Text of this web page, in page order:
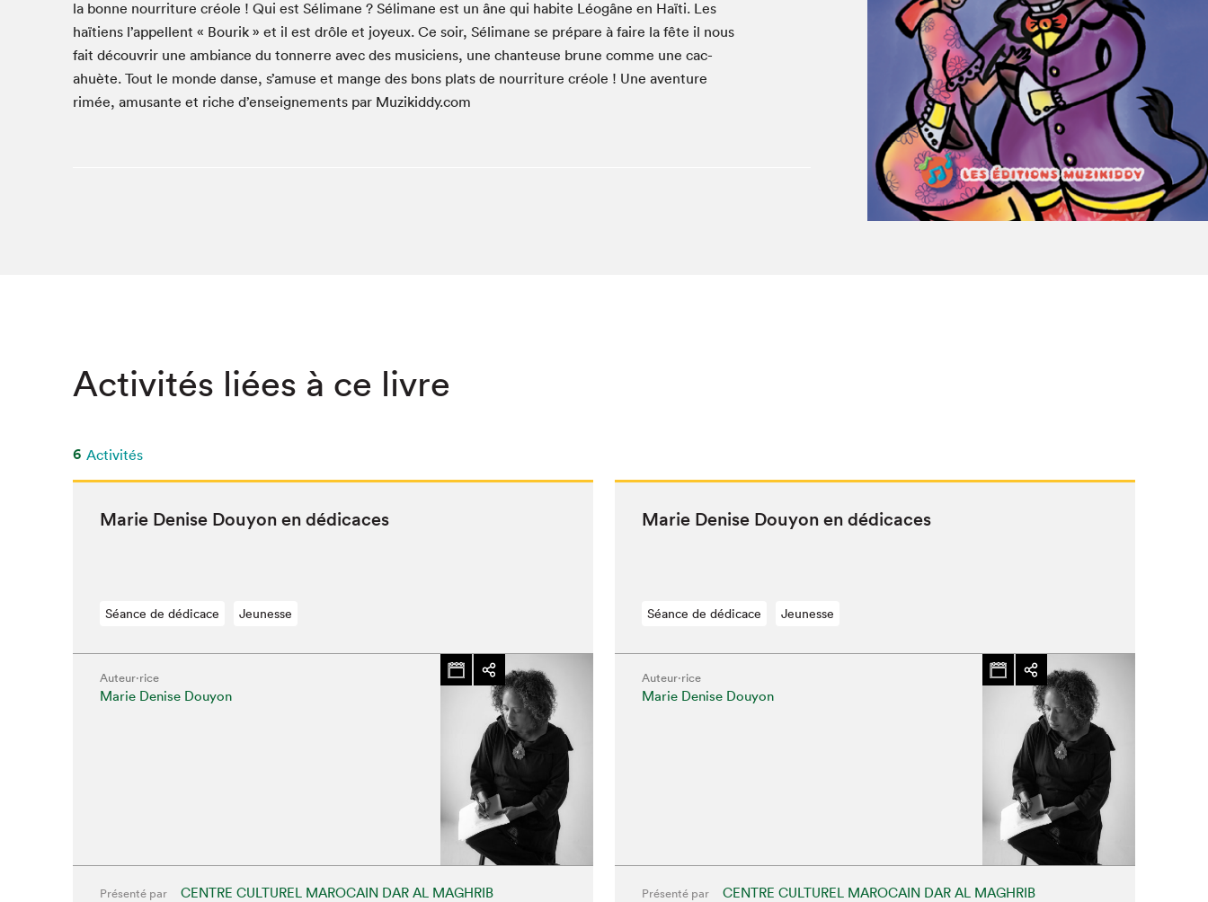
Studio Radio-Canada
Club de lecture Braindate
Matinées scolaires
Communication-Jeunesse au Salon
Les matins Petits bonheurs (0-5 ans)
Le Salon dans ta classe
Espace Lis-moi MTL (12-18 ans)
SLM 2021
SLM 2019
SLM 2018
Le Salon dans la ville, espace
organisateur⋅rice
> SLM Pro
la bonne nour­ri­t­ure créole ! Qui est Séli­mane ? Séli­mane est un âne qui habite Léogâne en Haïti. Les
haï­tiens l’appellent « Bourik » et il est drôle et joyeux. Ce soir, Séli­mane se pré­pare à faire la fête il nous
fait décou­vrir une ambiance du ton­nerre avec des musi­ciens, une chanteuse brune comme une cac­
ahuète. Tout le monde danse, s’amuse et mange des bons plats de nour­ri­t­ure créole ! Une aven­ture
rimée, amu­sante et riche d’enseignements par Muzikid​dy​.com
Activités liées à ce livre
6 Activités
Marie Denise Douy­on en dédicaces
Séance de dédicace Jeunesse
Auteur·rice
Marie Denise Douyon
Présenté par CENTRE CULTUREL MAROCAIN DAR AL MAGHRIB
Marie Denise Douy­on en dédicaces
Séance de dédicace Jeunesse
Auteur·rice
Marie Denise Douyon
Présenté par CENTRE CULTUREL MAROCAIN DAR AL MAGHRIB